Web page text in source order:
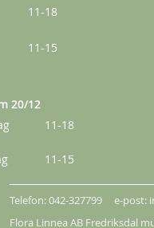
11-18
11-15
20/12
11-18
11-15
Telefon: 042-327799 e-post:
Flora Linnea AB Fredriksdal